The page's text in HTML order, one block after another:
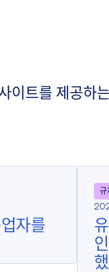
이트를 제공하
자를
규